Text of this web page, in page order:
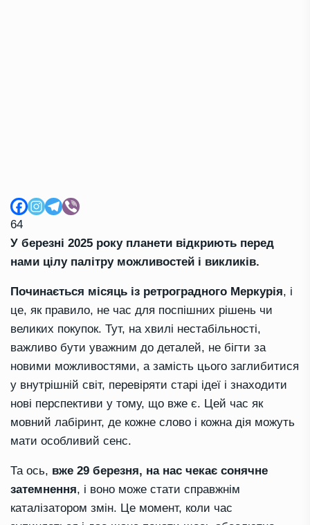
64
У березні 2025 року планети відкриють перед
нами цілу палітру можливостей і викликів.
Починається місяць із ретроградного Меркурія, і
це, як правило, не час для поспішних рішень чи
великих покупок. Тут, на хвилі нестабільності,
важливо бути уважним до деталей, не бігти за
новими можливостями, а замість цього заглибитися
у внутрішній світ, перевіряти старі ідеї і знаходити
нові перспективи у тому, що вже є. Цей час як
мовний лабіринт, де кожне слово і кожна дія можуть
мати особливий сенс.
Та ось, вже 29 березня, на нас чекає сонячне
затемнення, і воно може стати справжнім
каталізатором змін. Це момент, коли час